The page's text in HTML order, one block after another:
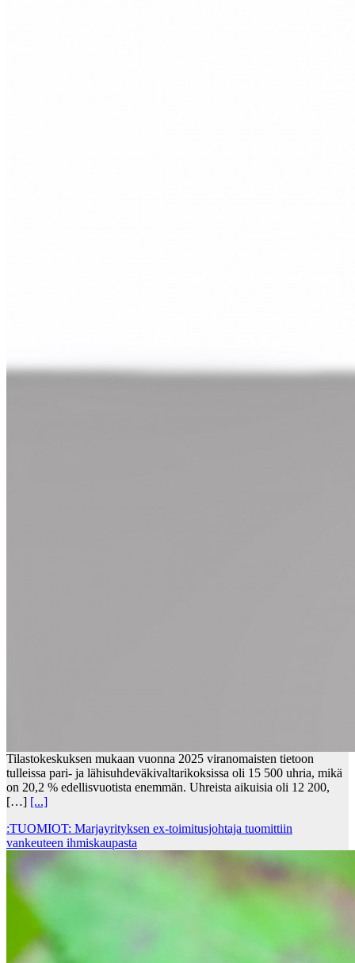
Tilastokeskuksen mukaan vuonna 2025 viranomaisten tietoon
tulleissa pari- ja lähisuhdeväkivaltarikoksissa oli 15 500 uhria, mikä
on 20,2 % edellisvuotista enemmän. Uhreista aikuisia oli 12 200,
[…] [...]
:TUOMIOT: Marjayrityksen ex-toimitusjohtaja tuomittiin
vankeuteen ihmiskaupasta